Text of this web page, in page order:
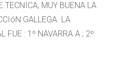
TECNICA, MUY BUENA LA
GALLEGA. LA
FUE : 1º NAVARRA A ; 2º